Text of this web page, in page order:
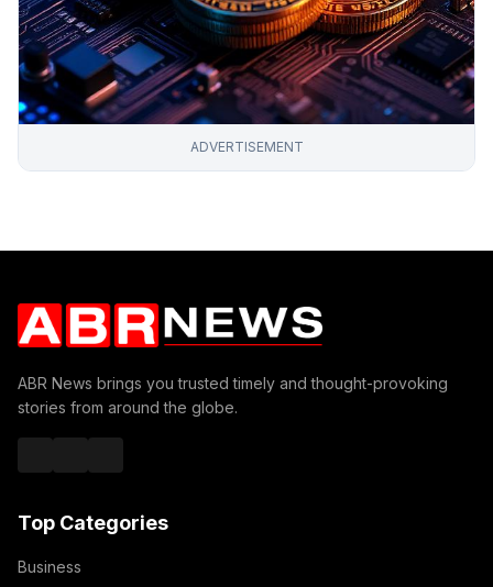
ADVERTISEMENT
ABR News brings you trusted timely and thought-provoking
stories from around the globe.
Top Categories
Business